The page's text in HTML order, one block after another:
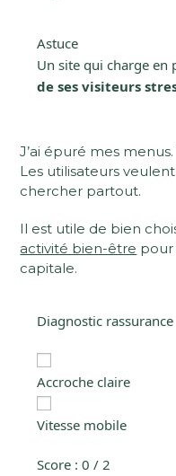
Astuce
Un site qui charge en
de ses visiteurs
J’ai épuré mes
Les utilisateurs
chercher partout.
Il est utile de bien
activité bien-être pour
capitale.
Diagnostic rassurance
Accroche claire
Vitesse mobile
Score :0 / 2